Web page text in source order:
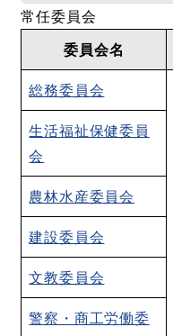
常任委員会
委員会名
総務委員会
生活福祉保健委員
会
農林水産委員会
建設委員会
文教委員会
警察・商工労働委